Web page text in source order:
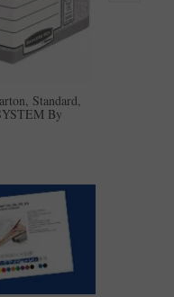
Standard,
By